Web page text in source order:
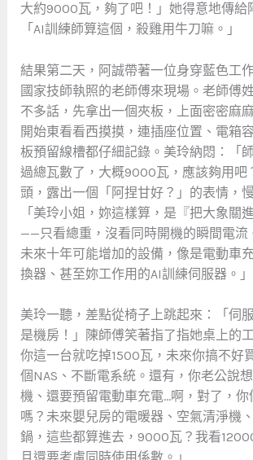
大約9000瓦，夠了吧！」她得意地傳給
「AI訓練師算這個，殺雞用牛刀嘛。」
結果第二天，阿誠帶著一位身穿藍色工
國家技師執照的老師傅來現場。老師傅
不多話，先拿出一個夾板，上面密密麻
開始東看看西摸摸，連插座位置、電箱
板預留線槽都仔細記錄。美玲納悶：「
過總瓦數了，大概9000瓦，應該夠用吧
頭，露出一個「阿捏甘好？」的表情，
「美玲小姐，妳這樣算，是『把大象關
——只看總重，沒看同時開機的瞬間電流
未來十年可能增加的設備，像是電動車
換器、甚至妳工作用的AI訓練伺服器。」
美玲一聽，差點從椅子上跳起來：「伺
是機房！」陳師傅笑著指了指她桌上的
你這一台就吃掉1500瓦，未來你搞不好
個NAS、不斷電系統。還有，你老公說
機、還要預留電動車充電…啊，對了，你
嗎？未來嬰兒房的電暖器、空氣清淨機
鍋，這些都算進去，9000瓦？我看